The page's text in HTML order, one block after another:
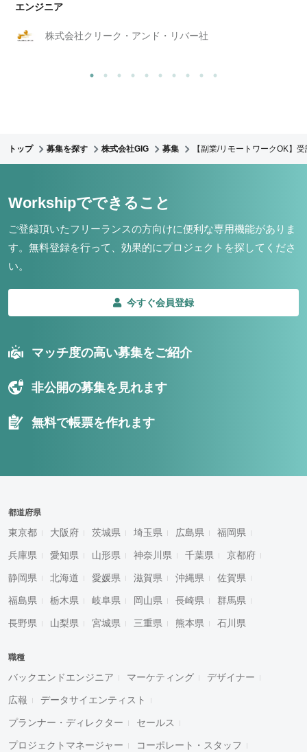
エンジニア
株式会社クリーク・アンド・リバー社
トップ 募集を探す 株式会社GIG 募集 【副業/リモートワークOK】
Workshipでできること
ご登録頂いたフリーランスの方向けに便利な専用機能がありま
す。 無料登録を行って、効果的にプロジェクトを探してくださ
い。
今すぐ会員登録
マッチ度の高い募集をご紹介
非公開の募集を見れます
無料で帳票を作れます
都道府県
東京都 大阪府 茨城県 埼玉県 広島県 福岡県
兵庫県 愛知県 山形県 神奈川県 千葉県 京都府
静岡県 北海道 愛媛県 滋賀県 沖縄県 佐賀県
福島県 栃木県 岐阜県 岡山県 長崎県 群馬県
長野県 山梨県 宮城県 三重県 熊本県 石川県
職種
バックエンドエンジニア マーケティング デザイナー
広報 データサイエンティスト
プランナー・ディレクター セールス
プロジェクトマネージャー コーポレート・スタッフ